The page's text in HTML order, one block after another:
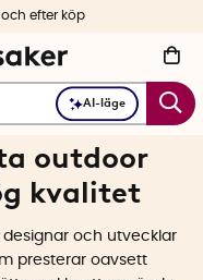
AI-läge
och efter köp
outdoor
kvalitet
och utvecklar
presterar oavsett